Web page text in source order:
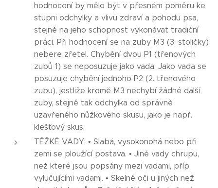
hodnocení by mělo být v přesném poměru ke
stupni odchylky a vlivu zdraví a pohodu psa,
stejně na jeho schopnost vykonávat tradiční
práci. Při hodnocení se na zuby M3 (3. stoličky)
nebere zřetel. Chybění dvou P1 (třenových
zubů 1) se neposuzuje jako vada. Jako vada se
posuzuje chybění jednoho P2 (2. třenového
zubu), jestliže kromě M3 nechybí žádné další
zuby, stejně tak odchylka od správně
uzavřeného nůžkového skusu, jako je např.
klešťový skus.
TĚŽKÉ VADY: • Slabá, vysokonohá nebo při
zemi se ploužící postava. • Jiné vady chrupu,
než které jsou popsány mezi vadami, příp.
vylučujícími vadami. • Skelné oči u jiných než